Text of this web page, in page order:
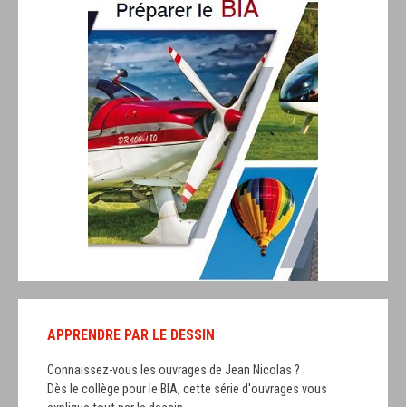
APPRENDRE PAR LE DESSIN
Connaissez-vous les ouvrages de Jean Nicolas ?
Dès le collège pour le BIA, cette série d'ouvrages vous